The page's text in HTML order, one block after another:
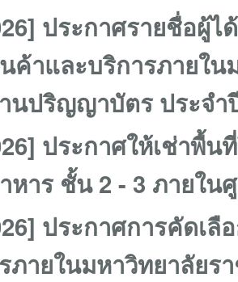
ประกาศรายชื่อผู้
ค้าและบริการภายใ
นปริญญาบัตร ประจำ
ประกาศให้เช่าพื้
หาร ชั้น 2 - 3 ภายใ
ประกาศการคัดเ
ภายในมหาวิทยาลัย